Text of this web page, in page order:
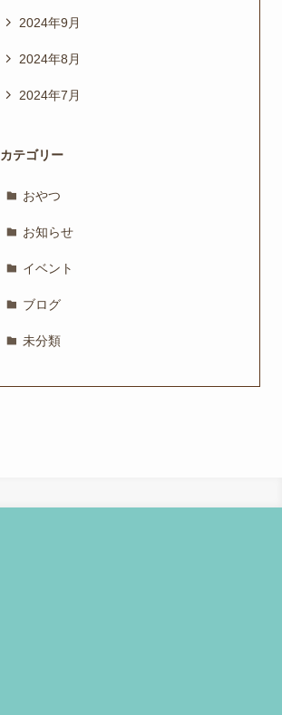
2024年9月
2024年8月
2024年7月
カテゴリー
おやつ
お知らせ
イベント
ブログ
未分類